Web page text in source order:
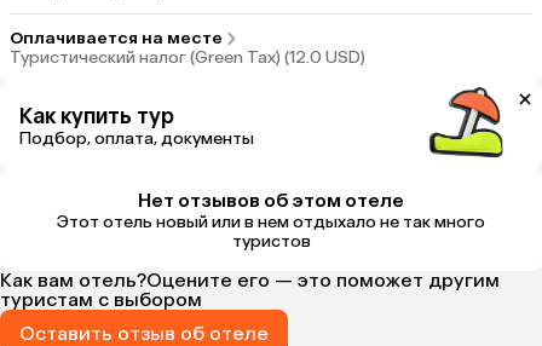
Оплачивается на месте
Туристический налог (Green Tax) (12.0 USD)
Как купить тур
Подбор, оплата, документы
Нет отзывов об этом отеле
Этот отель новый или в нем отдыхало не так много
туристов
Как вам отель?Оцените его — это поможет другим
туристам с выбором
Оставить отзыв об отеле